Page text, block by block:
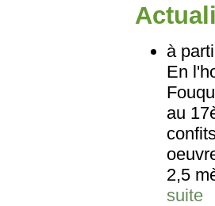
à
En
au
2,5
suite